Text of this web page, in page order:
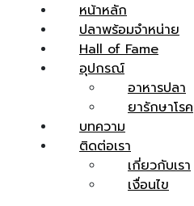
หน้าหลัก
ปลาพร้อมจำหน่าย
Hall of Fame
อุปกรณ์
อาหารปลา
ยารักษาโรค
บทความ
ติดต่อเรา
เกี่ยวกับเรา
เงื่อนไข